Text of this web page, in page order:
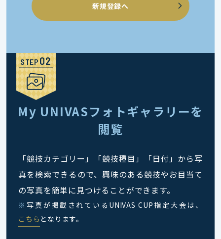
新規登録へ
STEP
My UNIVASフォトギャラリーを
閲覧
「競技カテゴリー」「競技種目」「日付」から写
真を検索できるので、興味のある競技やお目当て
の写真を簡単に見つけることができます。
※ 写真が掲載されているUNIVAS CUP指定大会は、
こちら となります。